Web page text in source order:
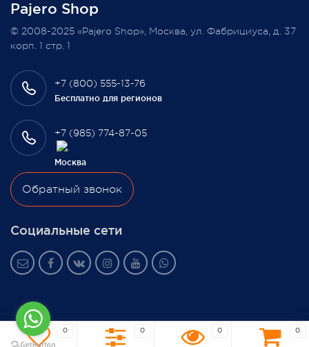
Всегда Ваш, Pajero Shop
3 февраля 2022
Pajero Shop
+7 (800) 555-13-76
Бесплатно для регионов
+7 (985) 774-87-05
Москва
Обратный звонок
Социальные сети
© 2008-2025 «Pajero Shop», Москва, ул. Фабрициуса, д. 37
корп. 1 стр. 1
0 0 0 0